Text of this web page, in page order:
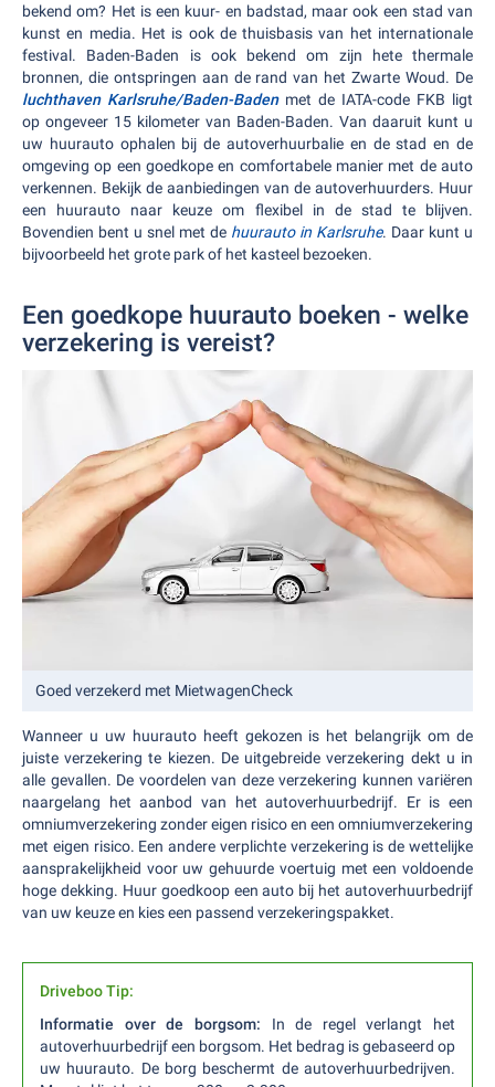
bekend om? Het is een kuur- en badstad, maar ook een stad van
kunst en media. Het is ook de thuisbasis van het internationale
festival. Baden-Baden is ook bekend om zijn hete thermale
bronnen, die ontspringen aan de rand van het Zwarte Woud. De
luchthaven Karlsruhe/Baden-Baden met de IATA-code FKB ligt
op ongeveer 15 kilometer van Baden-Baden. Van daaruit kunt u
uw huurauto ophalen bij de autoverhuurbalie en de stad en de
omgeving op een goedkope en comfortabele manier met de auto
verkennen. Bekijk de aanbiedingen van de autoverhuurders. Huur
een huurauto naar keuze om flexibel in de stad te blijven.
Bovendien bent u snel met de huurauto in Karlsruhe. Daar kunt u
bijvoorbeeld het grote park of het kasteel bezoeken.
Een goedkope huurauto boeken - welke
verzekering is vereist?
Goed verzekerd met MietwagenCheck
Wanneer u uw huurauto heeft gekozen is het belangrijk om de
juiste verzekering te kiezen. De uitgebreide verzekering dekt u in
alle gevallen. De voordelen van deze verzekering kunnen variëren
naargelang het aanbod van het autoverhuurbedrijf. Er is een
omniumverzekering zonder eigen risico en een omniumverzekering
met eigen risico. Een andere verplichte verzekering is de wettelijke
aansprakelijkheid voor uw gehuurde voertuig met een voldoende
hoge dekking. Huur goedkoop een auto bij het autoverhuurbedrijf
van uw keuze en kies een passend verzekeringspakket.
Driveboo Tip:
Informatie over de borgsom: In de regel verlangt het
autoverhuurbedrijf een borgsom. Het bedrag is gebaseerd op
uw huurauto. De borg beschermt de autoverhuurbedrijven.